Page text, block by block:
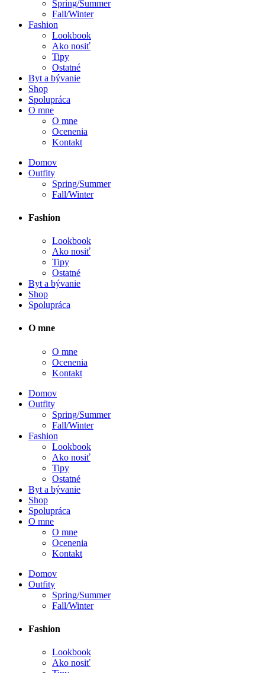
Spring/Summer
Fall/Winter
Fashion
Lookbook
Ako nosiť
Tipy
Ostatné
Byt a bývanie
Shop
Spolupráca
O mne
O mne
Ocenenia
Kontakt
Domov
Outfity
Spring/Summer
Fall/Winter
Fashion
Lookbook
Ako nosiť
Tipy
Ostatné
Byt a bývanie
Shop
Spolupráca
O mne
O mne
Ocenenia
Kontakt
Domov
Outfity
Spring/Summer
Fall/Winter
Fashion
Lookbook
Ako nosiť
Tipy
Ostatné
Byt a bývanie
Shop
Spolupráca
O mne
O mne
Ocenenia
Kontakt
Domov
Outfity
Spring/Summer
Fall/Winter
Fashion
Lookbook
Ako nosiť